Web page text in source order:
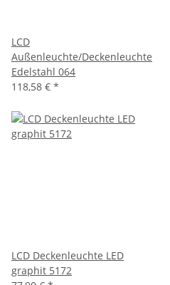
LCD
Außenleuchte/Deckenleuchte
Edelstahl 064
118,58 € *
LCD Deckenleuchte LED
graphit 5172